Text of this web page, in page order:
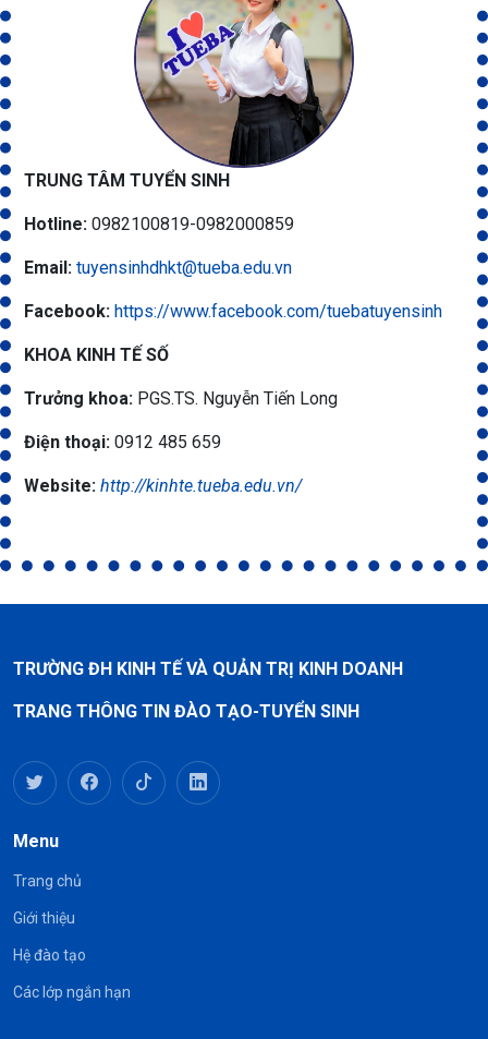
TRUNG TÂM TUYỂN SINH
Hotline: 0982100819-0982000859
Email: tuyensinhdhkt@tueba.edu.vn
Facebook: https://www.facebook.com/tuebatuyensinh
KHOA KINH TẾ SỐ
Trưởng khoa: PGS.TS. Nguyễn Tiến Long
Điện thoại: 0912 485 659
Website: http://kinhte.tueba.edu.vn/
TRƯỜNG ĐH KINH TẾ VÀ QUẢN TRỊ KINH DOANH
TRANG THÔNG TIN ĐÀO TẠO-TUYỂN SINH
Menu
Trang chủ
Giới thiệu
Hệ đào tạo
Các lớp ngắn hạn